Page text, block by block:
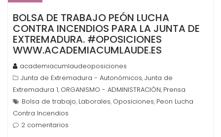
BOLSA DE TRABAJO PEÓN LUCHA
CONTRA INCENDIOS PARA LA JUNTA DE
EXTREMADURA. #OPOSICIONES
WWW.ACADEMIACUMLAUDE.ES
academiacumlaudeoposiciones
Junta de Extremadura - Autonómicos,Junta de
Extremadura 1, ORGANISMO - ADMINISTRACIÓN, Prensa
Bolsa de trabajo, Laborales, Oposiciones, Peon Lucha
Contra Incendios
2 comentarios